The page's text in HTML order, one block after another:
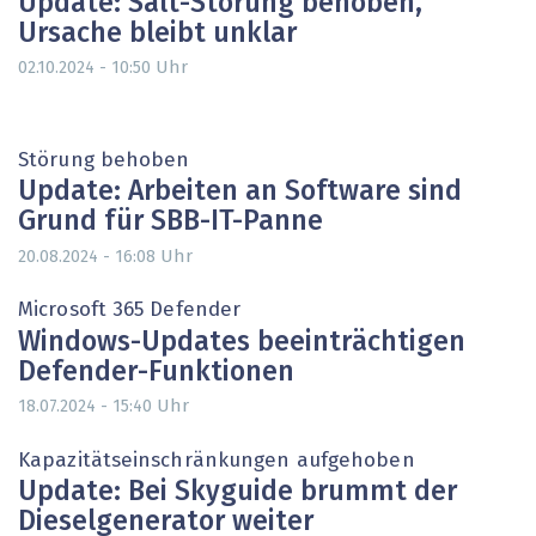
Ursache bleibt unklar
02.10.2024 - 10:50 Uhr
Störung behoben
Update: Arbeiten an Software sind
Grund für SBB-IT-Panne
20.08.2024 - 16:08 Uhr
Microsoft 365 Defender
Windows-Updates beeinträchtigen
Defender-Funktionen
18.07.2024 - 15:40 Uhr
Kapazitätseinschränkungen aufgehoben
Update: Bei Skyguide brummt der
Dieselgenerator weiter